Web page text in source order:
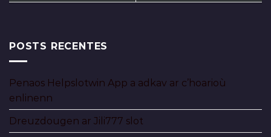
POSTS RECENTES
Penaos Helpslotwin App a adkav ar c’hoarioù
enlinenn
Dreuzdougen ar Jili777 slot